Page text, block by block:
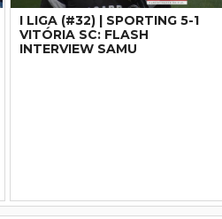
I LIGA (#32) | SPORTING 5-1
VITÓRIA SC: FLASH
INTERVIEW SAMU